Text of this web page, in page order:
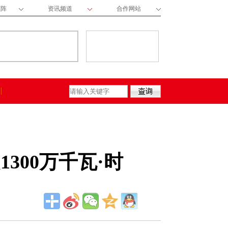
资讯频道 合作网站
万千瓦·时